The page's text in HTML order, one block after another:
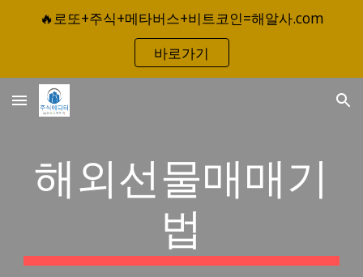
Skip to main content Skip to navigation
🔥로또+주식+메타버스+비트코인=해알사.com
바로가기
해외선물매매기
법